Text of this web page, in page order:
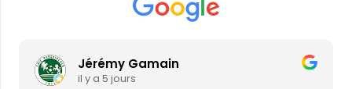
Jérémy Gamain
il y a 5 jours